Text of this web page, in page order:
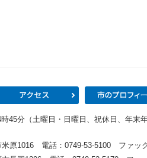
アクセス
45分（土曜日・日曜日、祝休日、年末年
米原1016 電話：0749-53-5100 ファッ